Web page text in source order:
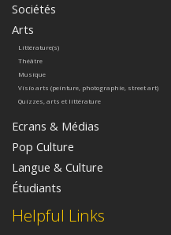
Helpful Links
Sociétés
Arts
Littérature(s)
Théâtre
Musique
Visio arts (peinture, photographie, street art)
Quizzes, arts et littérature
Ecrans & Médias
Pop Culture
Langue & Culture
Étudiants